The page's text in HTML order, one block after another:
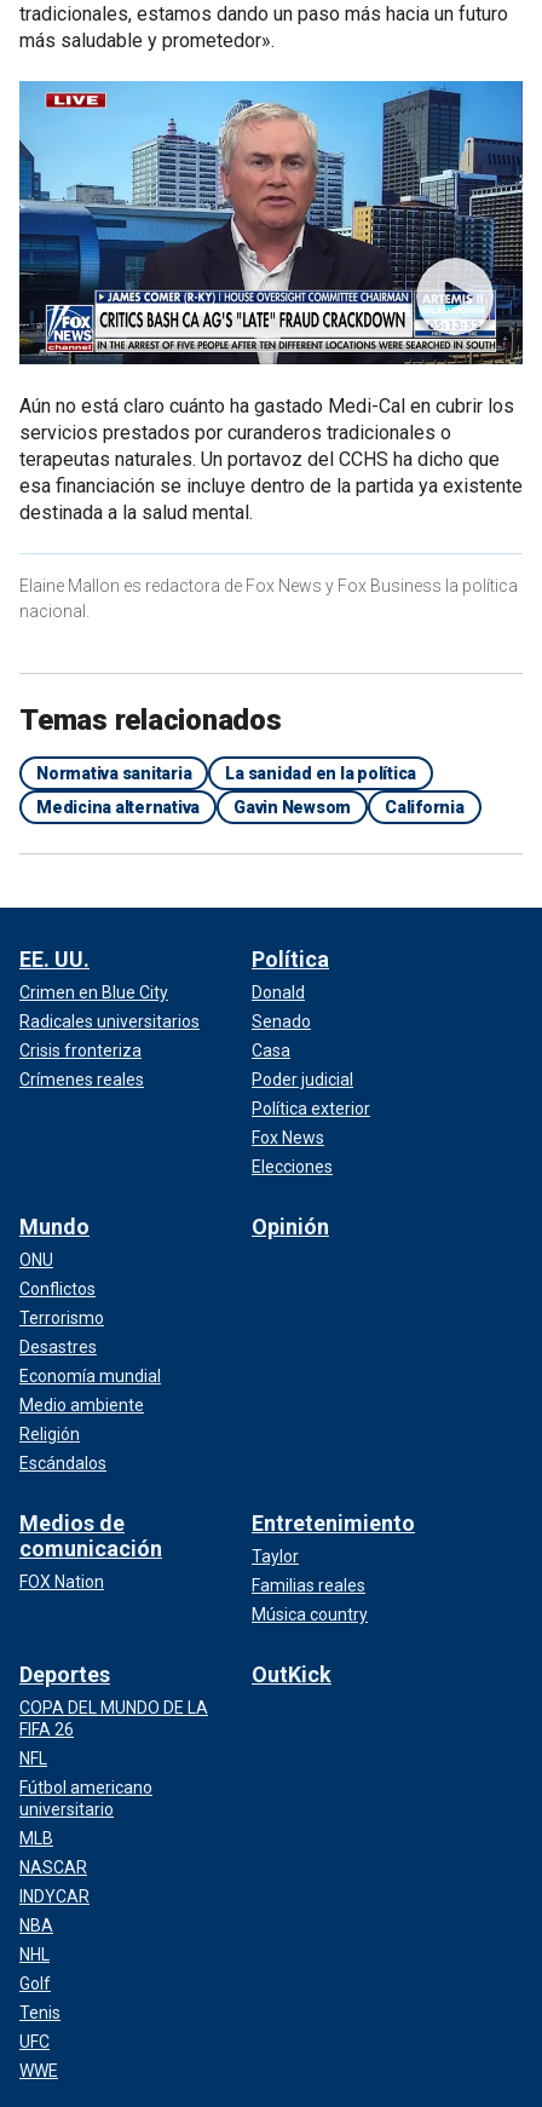
tradicionales, estamos dando un paso más hacia un futuro
más saludable y prometedor».
Aún no está claro cuánto ha gastado Medi-Cal en cubrir los
servicios prestados por curanderos tradicionales o
terapeutas naturales. Un portavoz del CCHS ha dicho que
esa financiación se incluye dentro de la partida ya existente
destinada a la salud mental.
Elaine Mallon es redactora de Fox News y Fox Business la política
nacional.
Temas relacionados
Normativa sanitaria
La sanidad en la política
Medicina alternativa
Gavin Newsom California
EE. UU.
Crimen en Blue City
Radicales universitarios
Crisis fronteriza
Crímenes reales
Política
Donald
Senado
Casa
Poder judicial
Política exterior
Fox News
Elecciones
Mundo
ONU
Conflictos
Terrorismo
Desastres
Economía mundial
Medio ambiente
Religión
Escándalos
Opinión
Medios de
comunicación
FOX Nation
Entretenimiento
Taylor
Familias reales
Música country
Deportes
COPA DEL MUNDO DE LA
FIFA 26
NFL
Fútbol americano
universitario
MLB
NASCAR
INDYCAR
NBA
NHL
Golf
Tenis
UFC
WWE
OutKick